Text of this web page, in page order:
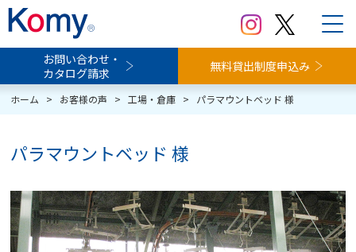
お問い合わせ・
カタログ請求
無料貸出制度申込み
ホーム > お客様の声 > 工場・倉庫 > パラマウントベッド 様
パラマウントベッド 様